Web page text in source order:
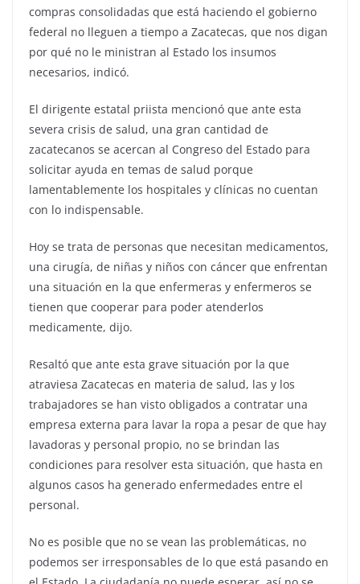
compras consolidadas que está haciendo el gobierno
federal no lleguen a tiempo a Zacatecas, que nos digan
por qué no le ministran al Estado los insumos
necesarios, indicó.
El dirigente estatal priista mencionó que ante esta
severa crisis de salud, una gran cantidad de
zacatecanos se acercan al Congreso del Estado para
solicitar ayuda en temas de salud porque
lamentablemente los hospitales y clínicas no cuentan
con lo indispensable.
Hoy se trata de personas que necesitan medicamentos,
una cirugía, de niñas y niños con cáncer que enfrentan
una situación en la que enfermeras y enfermeros se
tienen que cooperar para poder atenderlos
medicamente, dijo.
Resaltó que ante esta grave situación por la que
atraviesa Zacatecas en materia de salud, las y los
trabajadores se han visto obligados a contratar una
empresa externa para lavar la ropa a pesar de que hay
lavadoras y personal propio, no se brindan las
condiciones para resolver esta situación, que hasta en
algunos casos ha generado enfermedades entre el
personal.
No es posible que no se vean las problemáticas, no
podemos ser irresponsables de lo que está pasando en